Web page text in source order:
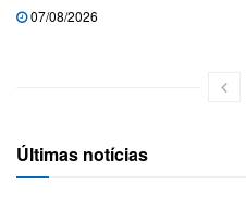
07/08/2026
Últimas notícias